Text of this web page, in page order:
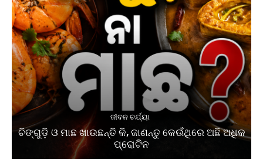
ଜୀବନ ଚର୍ଯ୍ୟା
ଚିଙ୍ଗୁଡ଼ି ଓ ମାଛ ଖାଉଛନ୍ତି କି, ଜାଣନ୍ତୁ କେଉଁଥିରେ ଅଛି ଅଧିକ
ପ୍ରୋଟିନ